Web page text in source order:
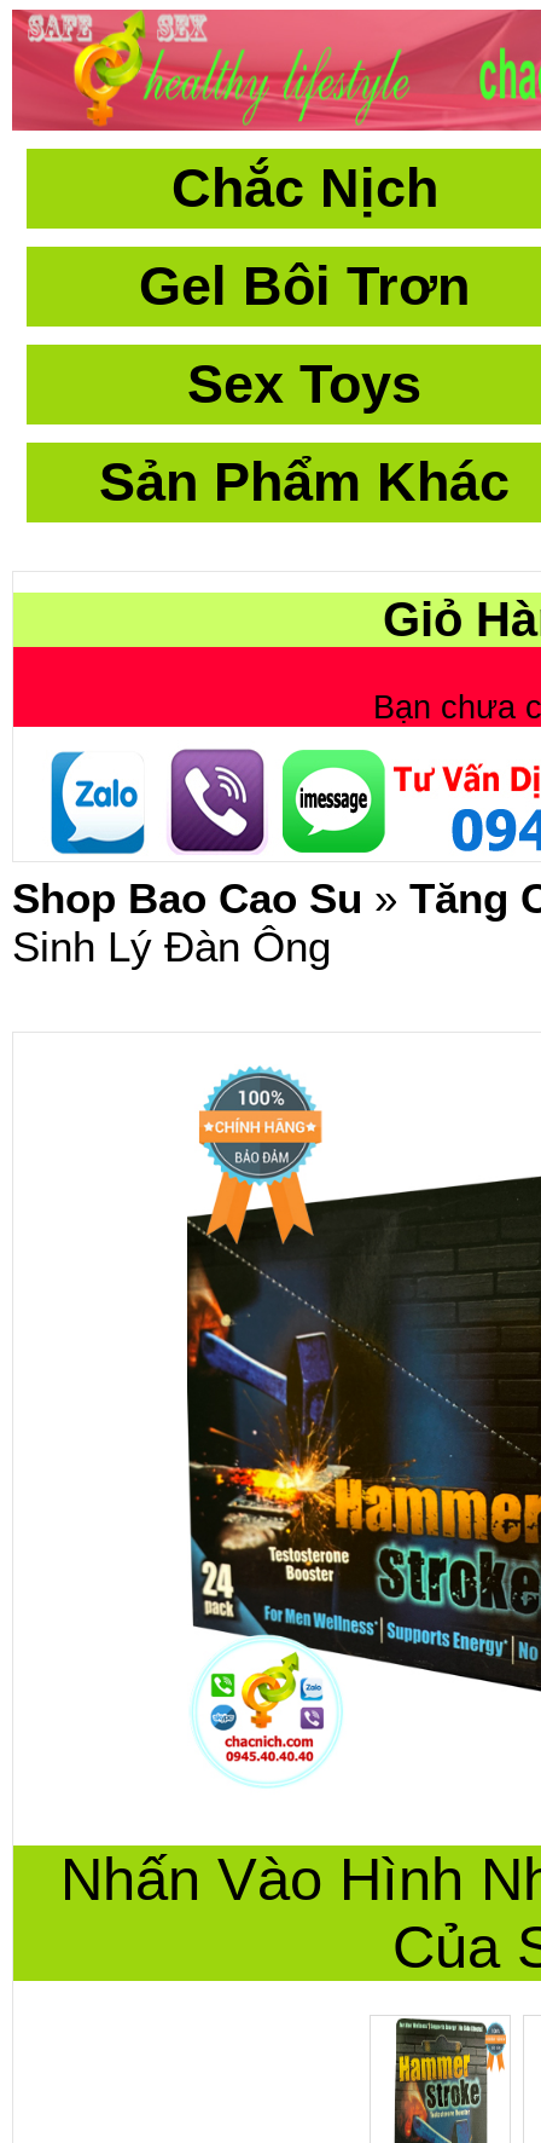
Chắc Nịch
Gel Bôi Trơn
Sex Toys
Sản Phẩm Khác
Giỏ
Bạn chưa
Shop Bao Cao Su » Tăng
Sinh Lý Đàn Ông
Nhấn Vào Hình
Của